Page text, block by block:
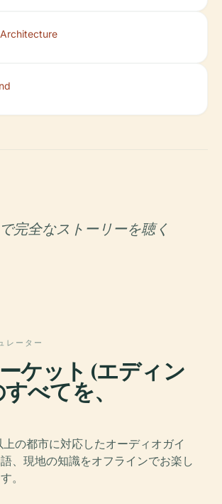
完全なストーリーを聴く
レーター
ケット (エディン
べてを、
上の都市に対応したオーディオガイ
、現地の知識をオフラインでお楽し
。